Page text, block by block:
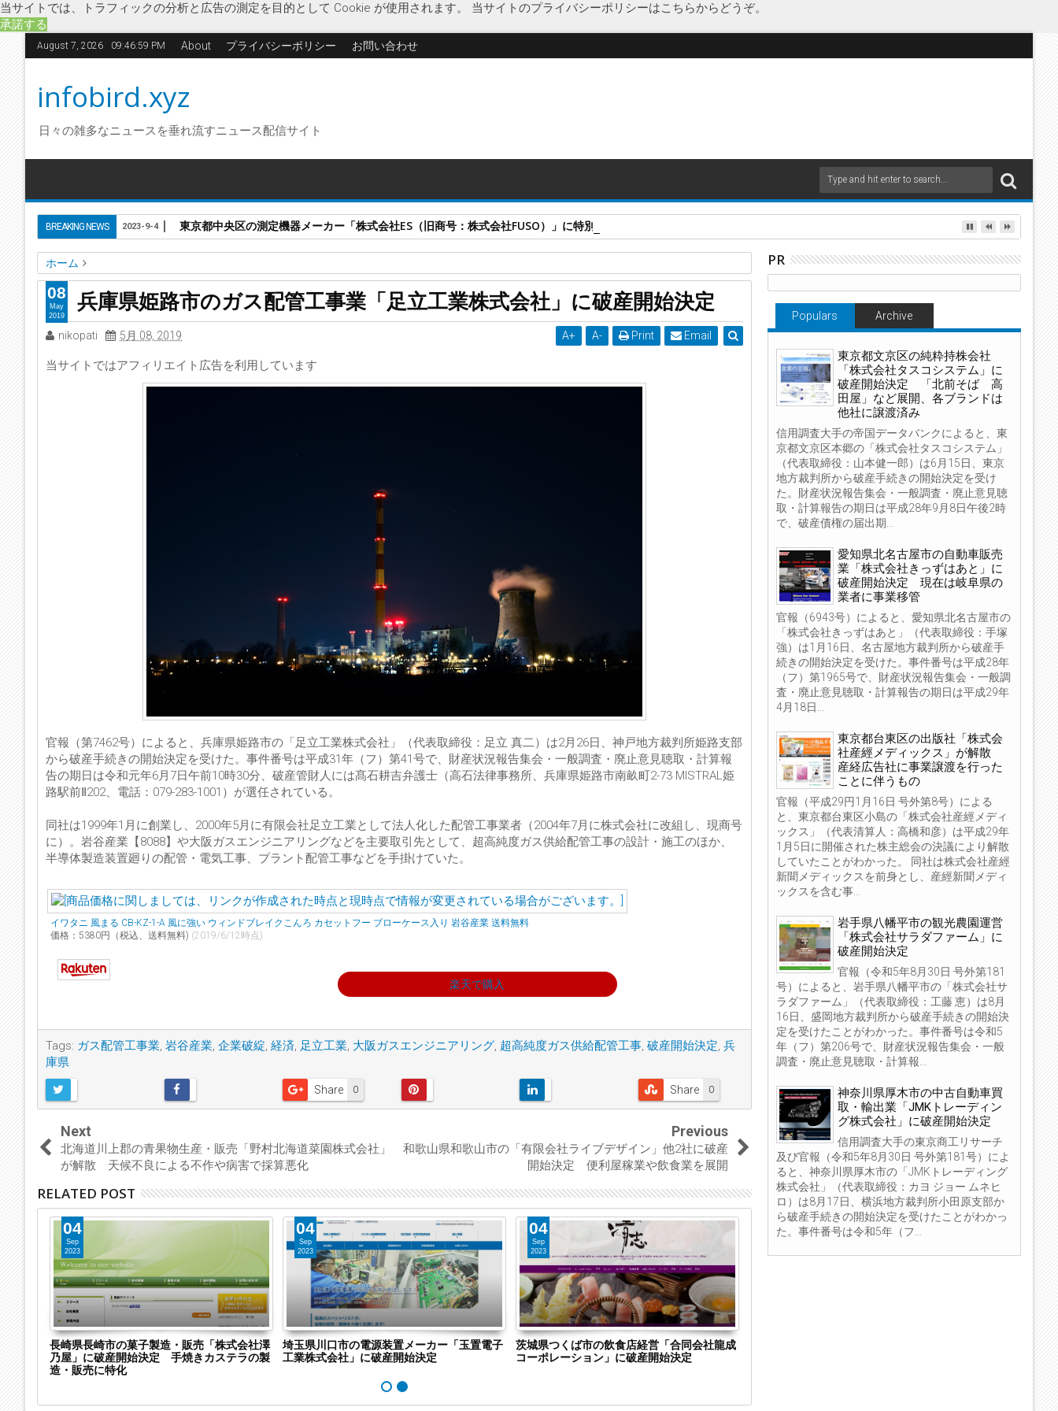
当サイトでは、トラフィックの分析と広告の測定を目的として Cookie が使用されます。 当サイトのプライバシーポリシーはこちらからどうぞ。
承諾する
August 7, 2026 09:47:00 PM About プライバシーポリシー お問い合わせ
infobird.xyz
日々の雑多なニュースを垂れ流すニュース配信サイト
BREAKING NEWS 東京都中央区の測定機器メーカー「株式会社ES（旧商号：株式会社FUSO）」に特別清算開始決定 事業はA-Gas Japanが承継
2023-9-4
ホーム
ガス配管工事業
岩谷産業 企業破綻 経済 足立工業 大阪ガスエンジニアリング 超高純度ガス供給配管工事 破産開始決定
兵庫県
兵庫県姫路市のガス配管工事業「足立工業株式会社」に破産開始決定
兵庫県姫路市のガス配管工事業「足立工業株式会社」に破産開始決定
nikopati 5月 08, 2019 A+ A- Print Email
当サイトではアフィリエイト広告を利用しています
官報（第7462号）によると、兵庫県姫路市の「足立工業株式会社」（代表取締役：足立 真二）は2月26日、神戸地方裁判所姫路支部
から破産手続きの開始決定を受けた。事件番号は平成31年（フ）第41号で、財産状況報告集会・一般調査・廃止意見聴取・計算報
告の期日は令和元年6月7日午前10時30分、破産管財人には髙石耕吉弁護士（高石法律事務所、兵庫県姫路市南畝町2-73 MISTRAL姫
路駅前Ⅱ202、電話：079-283-1001）が選任されている。
同社は1999年1月に創業し、2000年5月に有限会社足立工業として法人化した配管工事業者（2004年7月に株式会社に改組し、現商号
に）。岩谷産業【8088】や大阪ガスエンジニアリングなどを主要取引先として、超高純度ガス供給配管工事の設計・施工のほか、
半導体製造装置廻りの配管・電気工事、プラント配管工事などを手掛けていた。
イワタニ 風まる CB-KZ-1-A 風に強い ウィンドブレイクこんろ カセットフー ブローケース入り 岩谷産業 送料無料
価格：5380円（税込、送料無料) (2019/6/12時点)
楽天で購入
Tags: ガス配管工事業, 岩谷産業, 企業破綻, 経済, 足立工業, 大阪ガスエンジニアリング, 超高純度ガス供給配管工事, 破産開始決定, 兵
庫県
0
Share 0
Share
08
May
2019
Next
北海道川上郡の青果物生産・販売「野村北海道菜園株式会社」
が解散 天候不良による不作や病害で採算悪化
Previous
和歌山県和歌山市の「有限会社ライブデザイン」他2社に破産
開始決定 便利屋稼業や飲食業を展開
RELATED POST
04
Sep
2023
長崎県長崎市の菓子製造・販売「株式会社澤
乃屋」に破産開始決定 手焼きカステラの製
造・販売に特化
04
Sep
2023
埼玉県川口市の電源装置メーカー「玉置電子
工業株式会社」に破産開始決定
04
Sep
2023
茨城県つくば市の飲食店経営「合同会社龍成
コーポレーション」に破産開始決定
04 04
PR
Populars Archive
東京都文京区の純粋持株会社
「株式会社タスコシステム」に
破産開始決定 「北前そば 高
田屋」など展開、各ブランドは
他社に譲渡済み
信用調査大手の帝国データバンクによると、東
京都文京区本郷の「株式会社タスコシステム」
（代表取締役：山本健一郎）は6月15日、東京
地方裁判所から破産手続きの開始決定を受け
た。財産状況報告集会・一般調査・廃止意見聴
取・計算報告の期日は平成28年9月8日午後2時
で、破産債権の届出期...
愛知県北名古屋市の自動車販売
業「株式会社きっずはあと」に
破産開始決定 現在は岐阜県の
業者に事業移管
官報（6943号）によると、愛知県北名古屋市の
「株式会社きっずはあと」（代表取締役：手塚
強）は1月16日、名古屋地方裁判所から破産手
続きの開始決定を受けた。事件番号は平成28年
（フ）第1965号で、財産状況報告集会・一般調
査・廃止意見聴取・計算報告の期日は平成29年
4月18日...
東京都台東区の出版社「株式会
社産經メディックス」が解散
産経広告社に事業譲渡を行った
ことに伴うもの
官報（平成29円1月16日 号外第8号）による
と、東京都台東区小島の「株式会社産經メディ
ックス」（代表清算人：高橋和彦）は平成29年
1月5日に開催された株主総会の決議により解散
していたことがわかった。 同社は株式会社産經
新聞メディックスを前身とし、産經新聞メディ
ックスを含む事...
岩手県八幡平市の観光農園運営
「株式会社サラダファーム」に
破産開始決定
官報（令和5年8月30日 号外第181
号）によると、岩手県八幡平市の「株式会社サ
ラダファーム」（代表取締役：工藤 恵）は8月
16日、盛岡地方裁判所から破産手続きの開始決
定を受けたことがわかった。事件番号は令和5
年（フ）第206号で、財産状況報告集会・一般
調査・廃止意見聴取・計算報...
神奈川県厚木市の中古自動車買
取・輸出業「JMKトレーディン
グ株式会社」に破産開始決定
信用調査大手の東京商工リサーチ
及び官報（令和5年8月30日 号外第181号）によ
ると、神奈川県厚木市の「JMKトレーディング
株式会社」（代表取締役：カヨ ジョー ムネヒ
ロ）は8月17日、横浜地方裁判所小田原支部か
ら破産手続きの開始決定を受けたことがわかっ
た。事件番号は令和5年（フ...